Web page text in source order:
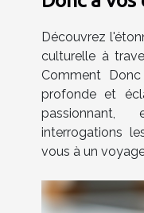
Découvrez
culturelle à
Comment
profonde et
interrogations
vous à un